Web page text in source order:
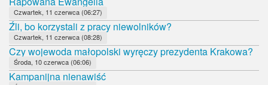
Czwartek, 11 czerwca (06:27)
Źli, bo korzystali z pracy niewolników?
Czwartek, 11 czerwca (08:28)
Czy wojewoda małopolski wyręczy prezydenta Krakowa?
Środa, 10 czerwca (06:06)
Kampanijna nienawiść